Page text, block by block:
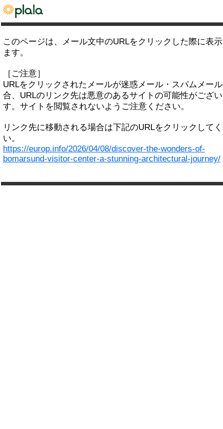
このページは、メール文中のURLをクリックした際に表
ます。
［ご注意］
URLをクリックされたメールが迷惑メール・スパムメー
合、URLのリンク先は悪意のあるサイトの可能性がござ
す。サイトを閲覧されないようご注意ください。
リンク先に移動される場合は下記のURLをクリックして
い。
https://europ.info/2026/04/08/discover-the-wonders-of-
bomarsund-visitor-center-a-stunning-architectural-journey/